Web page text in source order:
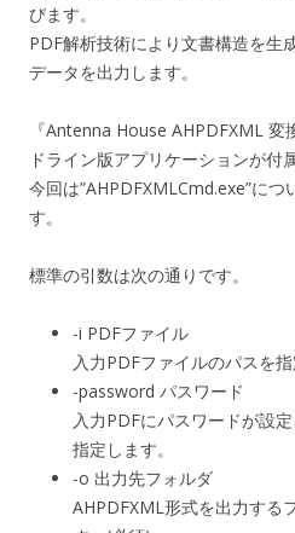
びます。
PDF解析技術により文書構造を生
データを出力します。
『Antenna House AHPDFXML
ドライン版アプリケーションが付
今回は”AHPDFXMLCmd.exe”につ
す。
標準の引数は次の通りです。
-i PDFファイル
入力PDFファイルのパスを
-password パスワード
入力PDFにパスワードが設
指定します。
-o 出力先フォルダ
AHPDFXML形式を出力する